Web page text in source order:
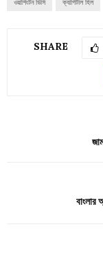
ওয়াশিংটন ডিসি ক্যাপিটাল হিল
SHARE
বাংলার